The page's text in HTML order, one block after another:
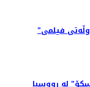
"ئەزموون" لە به‌شی ماڕکێتی فێستیڤاڵی نێوده‌وڵه‌تی فیلمی
لە ڕووسیا